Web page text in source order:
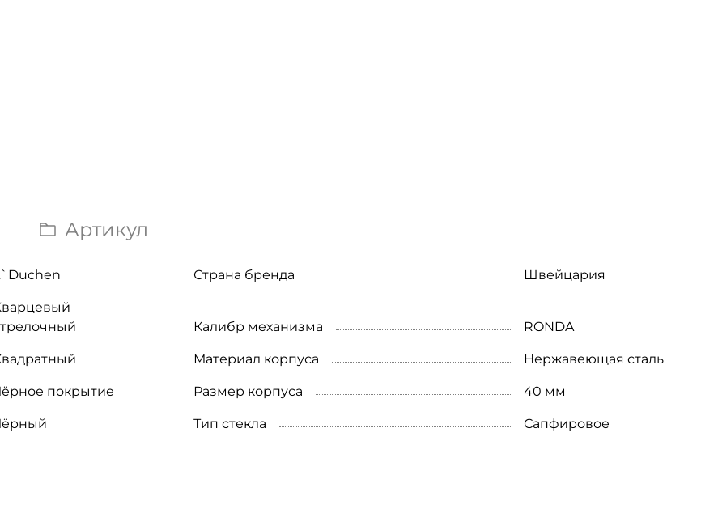
Артикул
Страна бренда Швейцария
Калибр механизма RONDA
Материал корпуса Нержавеющая сталь
покрытие Размер корпуса 40 мм
Тип стекла Сапфировое